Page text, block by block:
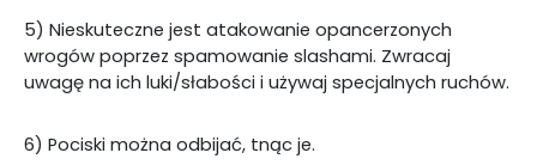
5) Nieskuteczne jest atakowanie opancerzonych
wrogów poprzez spamowanie slashami. Zwracaj
uwagę na ich luki/słabości i używaj specjalnych ruchów.
6) Pociski można odbijać, tnąc je.